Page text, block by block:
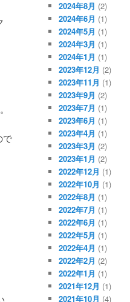
で
2024年8月 (2)
2024年6月 (1)
2024年5月 (1)
2024年3月 (1)
2024年1月 (1)
2023年12月 (2)
2023年11月 (1)
2023年9月 (2)
2023年7月 (1)
2023年6月 (1)
2023年4月 (1)
2023年3月 (2)
2023年1月 (2)
2022年12月 (1)
2022年10月 (1)
2022年8月 (1)
2022年7月 (1)
2022年6月 (1)
2022年5月 (1)
2022年4月 (1)
2022年2月 (2)
2022年1月 (1)
2021年12月 (1)
2021年10月 (4)